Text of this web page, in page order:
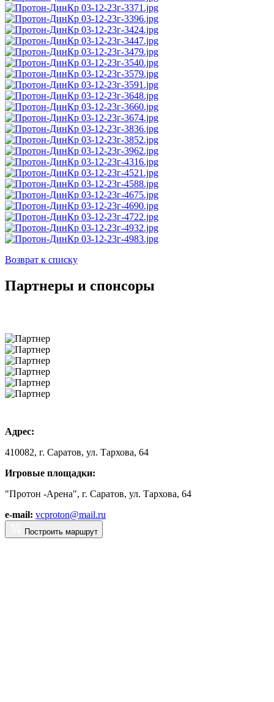
Возврат к списку
Партнеры и спонсоры
Адрес:
410082, г. Саратов, ул. Тархова, 64
Игровые площадки:
"Протон -Арена", г. Саратов, ул. Тархова, 64
e-mail: vcproton@mail.ru
Построить маршрут